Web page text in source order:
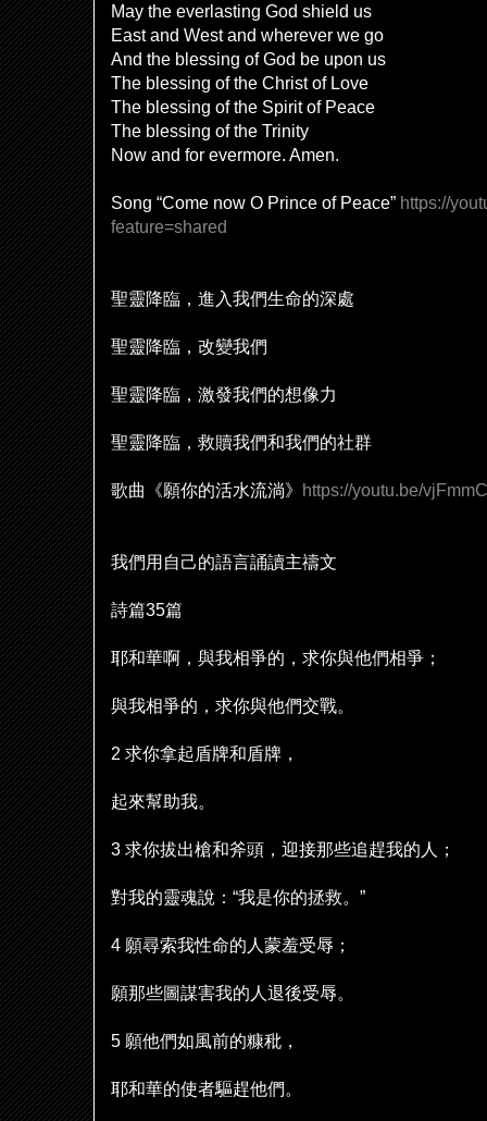
May the everlasting God shield us
East and West and wherever we go
And the blessing of God be upon us
The blessing of the Christ of Love
The blessing of the Spirit of Peace
The blessing of the Trinity
Now and for evermore. Amen.
Song “Come now O Prince of Peace” https://
feature=shared
聖靈降臨，進入我們生命的深處
聖靈降臨，改變我們
聖靈降臨，激發我們的想像力
聖靈降臨，救贖我們和我們的社群
歌曲《願你的活水流淌》 https://youtu.be/
我們用自己的語言誦讀主禱文
詩篇35篇
耶和華啊，與我相爭的，求你與他們相爭；
與我相爭的，求你與他們交戰。
2 求你拿起盾牌和盾牌，
起來幫助我。
3 求你拔出槍和斧頭，迎接那些追趕我的人；
對我的靈魂說 ： “我是你的拯救。 ”
4 願尋索我性命的人蒙羞受辱；
願那些圖謀害我的人退後受辱。
5 願他們如風前的糠秕，
耶和華的使者驅趕他們。